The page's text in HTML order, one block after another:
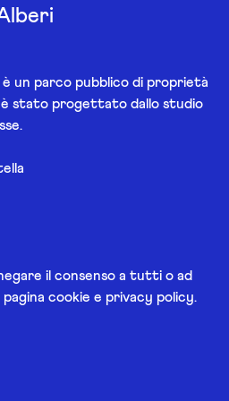
un parco pubblico di proprietà
è stato progettato dallo studio
il consenso a tutti o ad
cookie e privacy policy.